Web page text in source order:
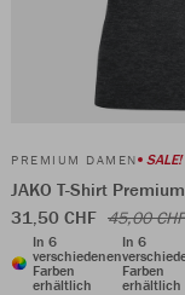
PREMIUM DAMEN SALE!
JAKO T-Shirt
31,50 CHF 45,00 CHF
In 6
verschiedenen
Farben
erhältlich
In 6
Farben
erhältlich